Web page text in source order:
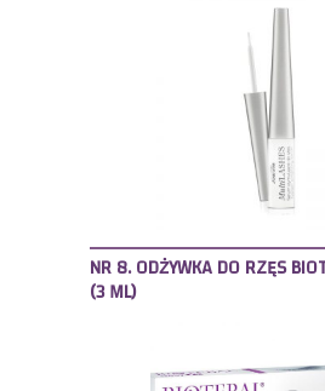
NR 8. ODŻYWKA DO RZĘS
(3 ML)